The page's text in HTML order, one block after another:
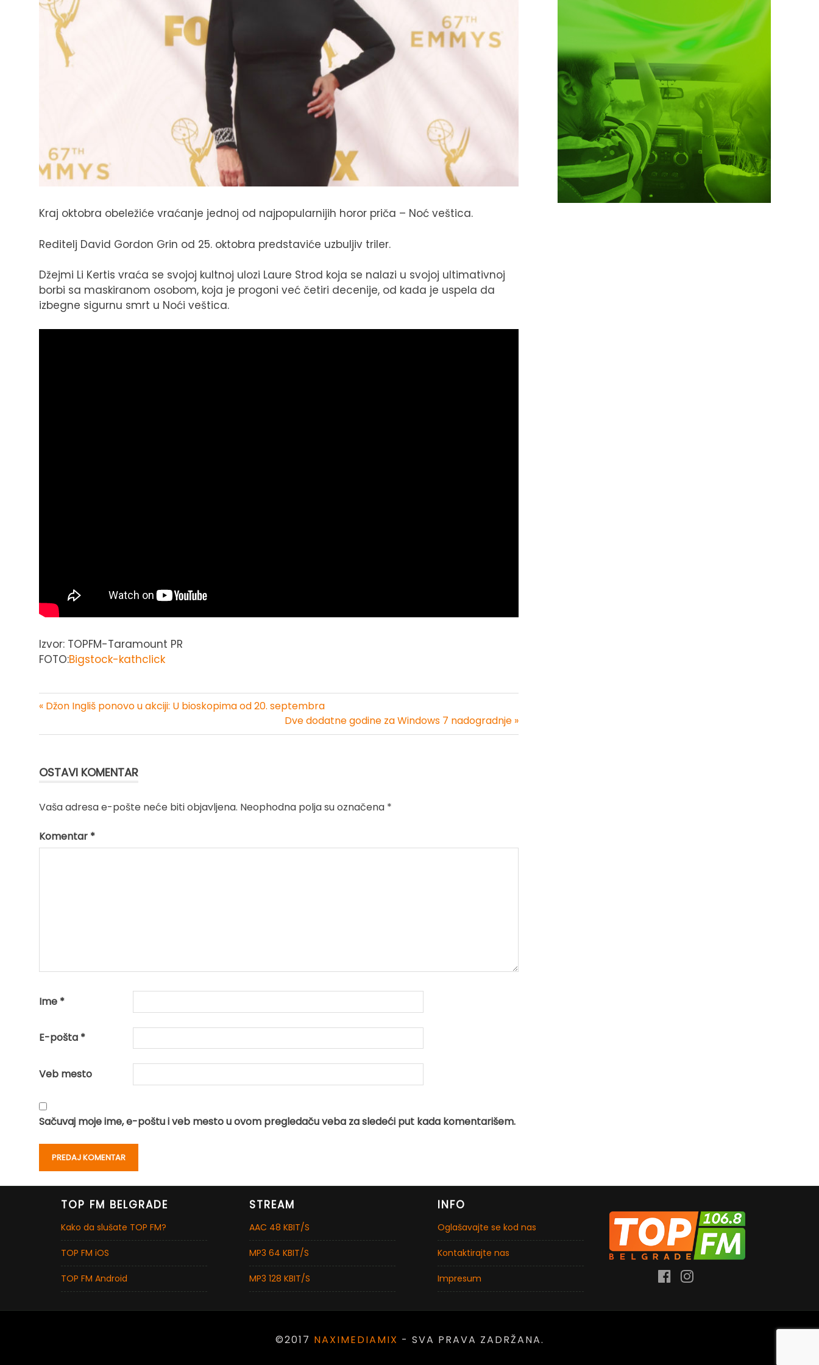
Kraj oktobra obeležiće vraćanje jednoj od najpopularnijih horor priča – Noć veštica.
Reditelj David Gordon Grin od 25. oktobra predstaviće uzbuljiv triler.
Džejmi Li Kertis vraća se svojoj kultnoj ulozi Laure Strod koja se nalazi u svojoj ultimativnoj
borbi sa maskiranom osobom, koja je progoni već četiri decenije, od kada je uspela da
izbegne sigurnu smrt u Noći veštica.
Izvor: TOPFM-Taramount PR
FOTO:Bigstock-kathclick
« Džon Ingliš ponovo u akciji: U bioskopima od 20. septembra
Dve dodatne godine za Windows 7 nadogradnje »
OSTAVI KOMENTAR
Vaša adresa e-pošte neće biti objavljena. Neophodna polja su označena *
Komentar *
Ime *
E-pošta *
Veb mesto
Sačuvaj moje ime, e-poštu i veb mesto u ovom pregledaču veba za sledeći put kada komentarišem.
TOP FM BELGRADE
Kako da slušate TOP FM?
TOP FM iOS
TOP FM Android
STREAM
AAC 48 KBIT/S
MP3 64 KBIT/S
MP3 128 KBIT/S
INFO
Oglašavajte se kod nas
Kontaktirajte nas
Impresum
©2017 NAXIMEDIAMIX - SVA PRAVA ZADRŽANA.